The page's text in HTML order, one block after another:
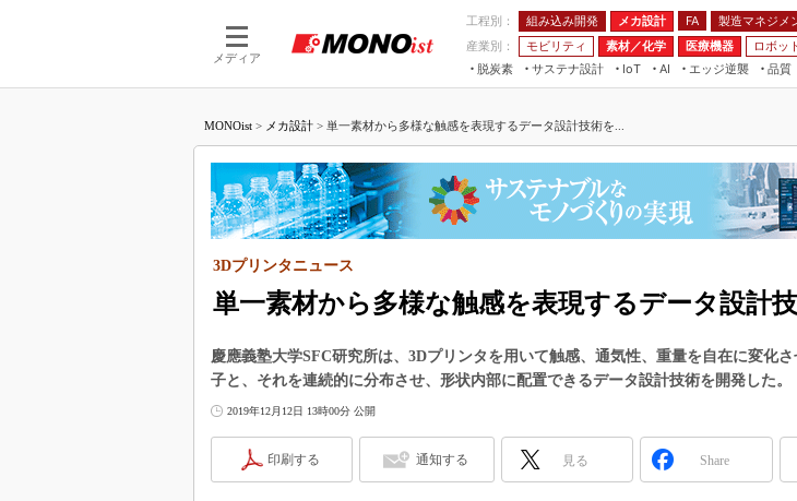
メディア
工程別： 組み込み開発 メカ設計 FA 製造マネジメ
産業別：
モビリティ 素材／化学 医療機器 ロボッ
脱炭素
サステナ設計
IoT
つながる工場
つながるサービス
AI
AI×設備保全
Physical AI
エッジ逆襲 品質
JIMTOF
組込み/エッジ コンピューティング
展＆IoT/5Gソリューション展
IIFES
国際ロボット展
TECHNO-FRONTIER
スマート工場EXPO
日本ものづくりワールド
AUTOMOTIVE WORLD
5G
フィールドサービス
組み込み画像技術
Windows Embedded
無償設計ツール
製造マネジメント
モビリティ
MONOist > メカ設計 > 単一素材から多様な触感を表現するデータ設計技術を...
単一素材から多様な触感を表現するデータ設計
3Dプリンタニュース
慶應義塾大学SFC研究所は、3Dプリンタを用いて触感、通気性、重量を自在に変化
子と、それを連続的に分布させ、形状内部に配置できるデータ設計技術を開発した。
2019年12月12日 13時00分 公開
印刷する 通知する 見る Share